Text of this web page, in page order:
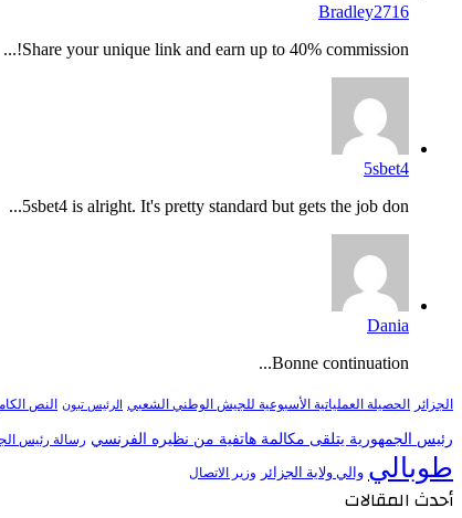
Bradley2716
Share your unique link and earn up to 40% commission!...
5sbet4
5sbet4 is alright. It's pretty standard but gets the job don...
Dania
Bonne continuation...
الجزائر الحصيلة العملياتية الأسبوعية للجيش الوطني الشعبي الرئيس تبون النص
رئيس الجمهورية يتلقى مكالمة هاتفية من نظيره الفرنسي رسالة رئيس
طوبالي والي ولاية الجزائر وزير الاتصال
أحدث المقالات